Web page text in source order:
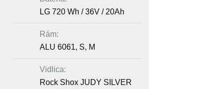
LG 720 Wh / 36V / 20Ah
Rám:
ALU 6061, S, M
Vidlica:
Rock Shox JUDY SILVER